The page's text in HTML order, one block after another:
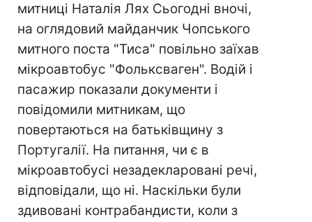
митниці Наталія Лях Сьогодні вночі,
на оглядовий майданчик Чопського
митного поста "Тиса" повiльно заїхав
мікроавтобус "Фольксваген". Водій і
пасажир показали документи і
повідомили митникам, що
повертаються на батьківщину з
Португалії. На питання, чи є в
мікроавтобусі незадекларовані речі,
відповідали, що нi. Наскiльки були
здивованi контрабандисти, коли з